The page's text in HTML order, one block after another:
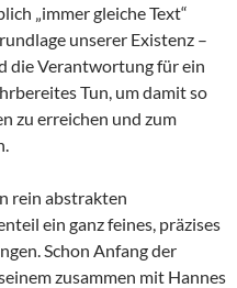
„immer gleiche Text“
unserer Existenz –
die Verantwortung für ein
Tun, um damit so
zu erreichen und zum
rein abstrakten
ein ganz feines, präzises
Schon Anfang der
zusammen mit Hannes